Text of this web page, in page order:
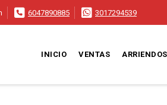
6047890885 3017294539
INICIO VENTAS ARRIENDOS